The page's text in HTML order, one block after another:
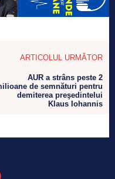
ARTICOLUL URMĂTOR
​AUR a strâns peste 2
de semnături pentru
demiterea preşedintelui
Klaus Iohannis